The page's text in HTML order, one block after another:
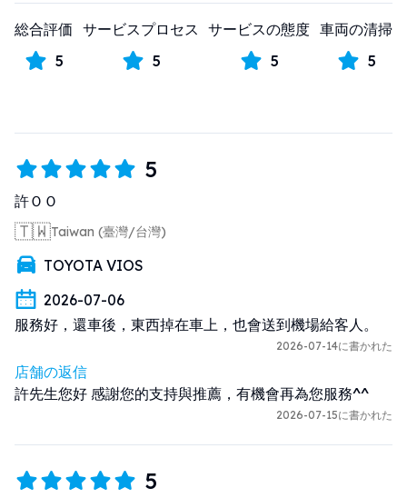
総合評価
5
サービスプロセス
5
サービスの態度
5
車両の清掃
5
5
許ＯＯ
🇹🇼Taiwan (臺灣/台灣)
TOYOTA VIOS
2026-07-06
服務好，還車後，東西掉在車上，也會送到機場給客人。
2026-07-14に書かれた
店舗の返信
許先生您好 感謝您的支持與推薦，有機會再為您服務^^
2026-07-15に書かれた
5